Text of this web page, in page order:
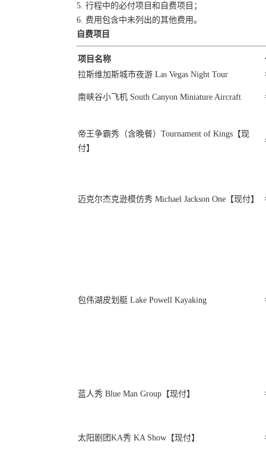
5. 行程中的必付项目和自费项目；
6. 费用包含中未列出的其他费用。
自费项目
项目名称
拉斯维加斯城市夜游 Las Vegas Night Tour
南峡谷小飞机 South Canyon Miniature Aircraft
帝王争霸秀（含晚餐）Tournament of Kings【现
付】
迈克尔杰克逊模仿秀 Michael Jackson One【现付】
包伟湖皮划艇 Lake Powell Kayaking
蓝人秀 Blue Man Group【现付】
太阳剧团KA秀 KA Show【现付】